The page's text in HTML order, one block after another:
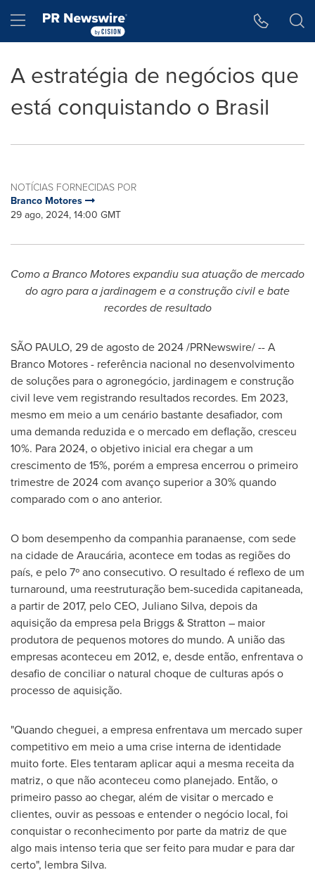
Hamburger menu
A estratégia de negócios que
está conquistando o Brasil
NOTÍCIAS FORNECIDAS POR
Branco Motores
29 ago, 2024, 14:00 GMT
Como a Branco Motores expandiu sua atuação de mercado
do agro para a jardinagem ea construção civil e bate
recordes de resultado
SÃO PAULO, 29 de agosto de 2024/PRNewswire/ -- A
Branco Motores - referência nacional no desenvolvimento
de soluções para o agronegócio, jardinagem e construção
civil leve vem registrando resultados recordes. Em 2023,
mesmo em meio a um cenário bastante desafiador, com
uma demanda reduzida e o mercado em deflação, cresceu
10%. Para 2024, o objetivo inicial era chegar a um
crescimento de 15%, porém a empresa encerrou o primeiro
trimestre de 2024 com avanço superior a 30% quando
comparado com o ano anterior.
O bom desempenho da companhia paranaense, com sede
na cidade de Araucária, acontece em todas as regiões do
país, e pelo 7º ano consecutivo. O resultado é reflexo de um
turnaround, uma reestruturação bem-sucedida capitaneada,
a partir de 2017, pelo CEO, Juliano Silva, depois da
aquisição da empresa pela Briggs & Stratton – maior
produtora de pequenos motores do mundo. A união das
empresas aconteceu em 2012, e, desde então, enfrentava o
desafio de conciliar o natural choque de culturas após o
processo de aquisição.
"Quando cheguei, a empresa enfrentava um mercado super
competitivo em meio a uma crise interna de identidade
muito forte. Eles tentaram aplicar aqui a mesma receita da
matriz, o que não aconteceu como planejado. Então, o
primeiro passo ao chegar, além de visitar o mercado e
clientes, ouvir as pessoas e entender o negócio local, foi
conquistar o reconhecimento por parte da matriz de que
algo mais intenso teria que ser feito para mudar e para dar
certo", lembra Silva.